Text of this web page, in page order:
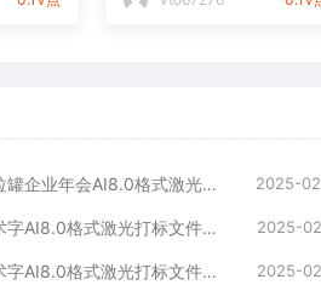
遂风领航向阳而生易拉罐企业年会AI8.0格式激光打标文件通用矢量图 2025-
年年有余新春贺词艺术字AI8.0格式激光打标文件通用矢量图 2025-
在一起赢未来书法艺术字AI8.0格式激光打标文件通用矢量图 2025-